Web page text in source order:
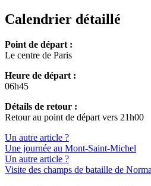
Calendrier détaillé
Point de départ :
Le centre de Paris
Heure de départ :
06h45
Détails de retour :
Retour au point de départ vers 21h00
Un autre article ?
Une journée au Mont-Saint-Michel
Un autre article ?
Visite des champs de bataille de